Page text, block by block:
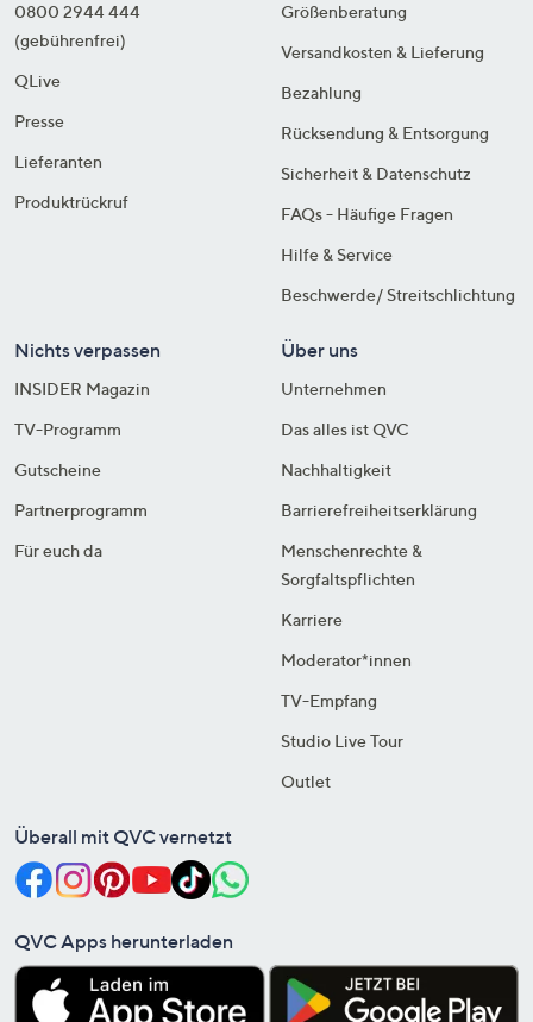
0800 2944 444
(gebührenfrei)
QLive
Presse
Lieferanten
Produktrückruf
Größenberatung
Versandkosten & Lieferung
Bezahlung
Rücksendung & Entsorgung
Sicherheit & Datenschutz
FAQs - Häufige Fragen
Hilfe & Service
Beschwerde/ Streitschlichtung
Nichts verpassen
INSIDER Magazin
TV-Programm
Gutscheine
Partnerprogramm
Für euch da
Über uns
Unternehmen
Das alles ist QVC
Nachhaltigkeit
Barrierefreiheitserklärung
Menschenrechte &
Sorgfaltspflichten
Karriere
Moderator*innen
TV-Empfang
Studio Live Tour
Outlet
Überall mit QVC vernetzt
QVC Apps herunterladen